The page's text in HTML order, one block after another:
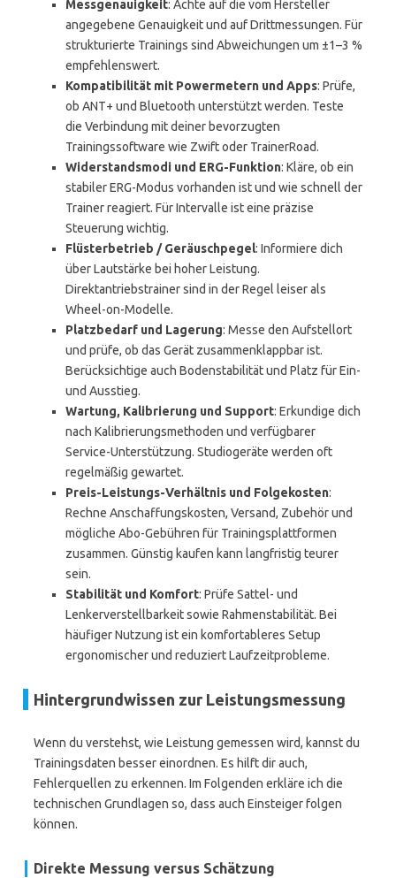
Messgenauigkeit: Achte auf die vom Hersteller
angegebene Genauigkeit und auf Drittmessungen. Für
strukturierte Trainings sind Abweichungen um ±1–3 %
empfehlenswert.
Kompatibilität mit Powermetern und Apps: Prüfe,
ob ANT+ und Bluetooth unterstützt werden. Teste
die Verbindung mit deiner bevorzugten
Trainingssoftware wie Zwift oder TrainerRoad.
Widerstandsmodi und ERG-Funktion: Kläre, ob ein
stabiler ERG-Modus vorhanden ist und wie schnell der
Trainer reagiert. Für Intervalle ist eine präzise
Steuerung wichtig.
Flüsterbetrieb / Geräuschpegel: Informiere dich
über Lautstärke bei hoher Leistung.
Direktantriebstrainer sind in der Regel leiser als
Wheel-on-Modelle.
Platzbedarf und Lagerung: Messe den Aufstellort
und prüfe, ob das Gerät zusammenklappbar ist.
Berücksichtige auch Bodenstabilität und Platz für Ein-
und Ausstieg.
Wartung, Kalibrierung und Support: Erkundige dich
nach Kalibrierungsmethoden und verfügbarer
Service-Unterstützung. Studiogeräte werden oft
regelmäßig gewartet.
Preis-Leistungs-Verhältnis und Folgekosten:
Rechne Anschaffungskosten, Versand, Zubehör und
mögliche Abo-Gebühren für Trainingsplattformen
zusammen. Günstig kaufen kann langfristig teurer
sein.
Stabilität und Komfort: Prüfe Sattel- und
Lenkerverstellbarkeit sowie Rahmenstabilität. Bei
häufiger Nutzung ist ein komfortableres Setup
ergonomischer und reduziert Laufzeitprobleme.
Hintergrundwissen zur Leistungsmessung
Wenn du verstehst, wie Leistung gemessen wird, kannst du
Trainingsdaten besser einordnen. Es hilft dir auch,
Fehlerquellen zu erkennen. Im Folgenden erkläre ich die
technischen Grundlagen so, dass auch Einsteiger folgen
können.
Direkte Messung versus Schätzung